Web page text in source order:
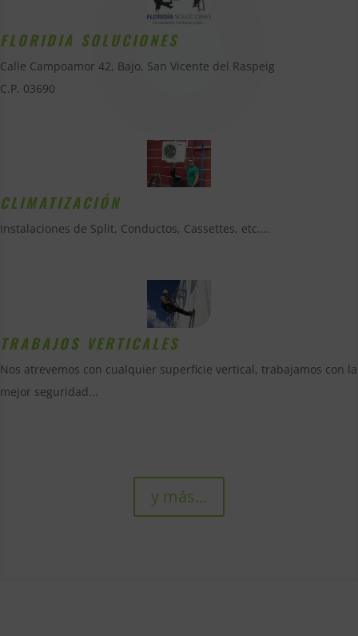
FLORIDIA SOLUCIONES
Calle Campoamor 42, Bajo, San Vicente del Raspeig
C.P. 03690
CLIMATIZACIÓN
Instalaciones de Split, Conductos, Cassettes, etc....
TRABAJOS VERTICALES
Nos atrevemos con cualquier superficie vertical, trabajamos con la
mejor seguridad...
y más...